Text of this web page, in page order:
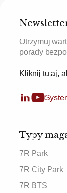
Otrzymuj
porady
Kliknij tutaj,
Typy
7R Park
7R City Park
7R BTS